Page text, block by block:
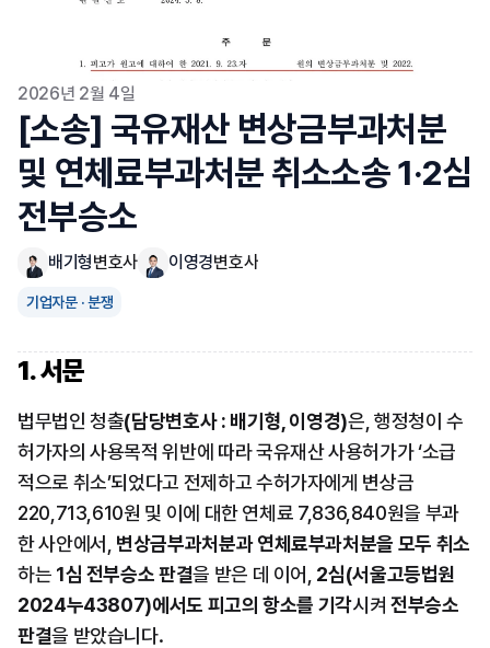
2026년 2월 4일
[소송] 국유재산 변상금부과처분
및 연체료부과처분 취소소송 1·2심
전부승소
배기형변호사 이영경변호사
기업자문 · 분쟁
1. 서문
법무법인 청출(담당변호사 : 배기형, 이영경)은, 행정청이 수
허가자의 사용목적 위반에 따라 국유재산 사용허가가 ‘소급
적으로 취소’되었다고 전제하고 수허가자에게 변상금
220,713,610원 및 이에 대한 연체료 7,836,840원을 부과
한 사안에서, 변상금부과처분과 연체료부과처분을 모두 취소
하는 1심 전부승소 판결을 받은 데 이어, 2심(서울고등법원
2024누43807)에서도 피고의 항소를 기각시켜 전부승소
판결을 받았습니다.